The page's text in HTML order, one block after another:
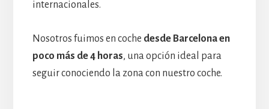
internacionales.
Nosotros fuimos en coche desde Barcelona en
poco más de 4 horas, una opción ideal para
seguir conociendo la zona con nuestro coche.